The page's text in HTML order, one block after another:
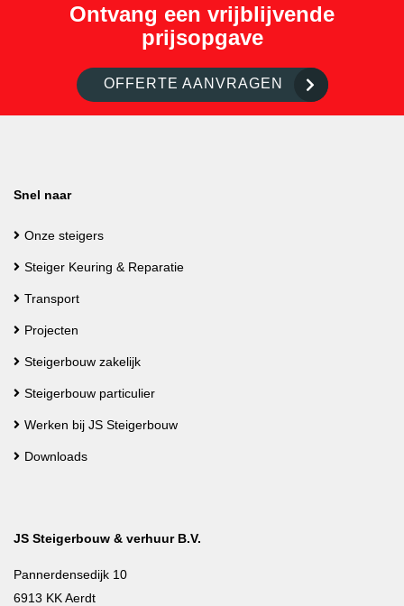
Ontvang een vrijblijvende
prijsopgave
OFFERTE AANVRAGEN
Snel naar
Onze steigers
Steiger Keuring & Reparatie
Transport
Projecten
Steigerbouw zakelijk
Steigerbouw particulier
Werken bij JS Steigerbouw
Downloads
JS Steigerbouw & verhuur B.V.
Pannerdensedijk 10
6913 KK Aerdt